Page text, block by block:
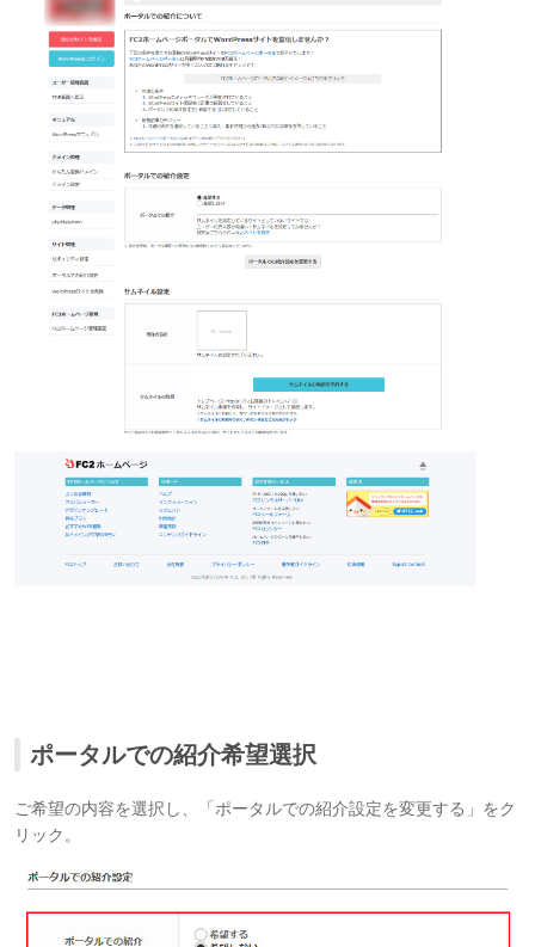
ポータルでの紹介希望選択
ご希望の内容を選択し、「ポータルでの紹介設定を変更する」をク
リック。